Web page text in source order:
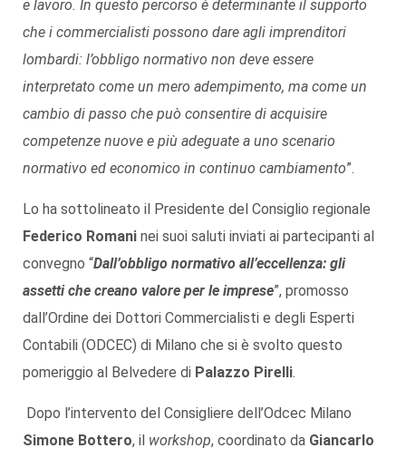
e lavoro. In questo percorso è determinante il supporto
che i commercialisti possono dare agli imprenditori
lombardi: l’obbligo normativo non deve essere
interpretato come un mero adempimento, ma come un
cambio di passo che può consentire di acquisire
competenze nuove e più adeguate a uno scenario
normativo ed economico in continuo cambiamento”.
Lo ha sottolineato il Presidente del Consiglio regionale
Federico Romani nei suoi saluti inviati ai partecipanti al
convegno “Dall’obbligo normativo all’eccellenza: gli
assetti che creano valore per le imprese”, promosso
dall’Ordine dei Dottori Commercialisti e degli Esperti
Contabili (ODCEC) di Milano che si è svolto questo
pomeriggio al Belvedere di Palazzo Pirelli.
Dopo l’intervento del Consigliere dell’Odcec Milano
Simone Bottero, il workshop, coordinato da Giancarlo